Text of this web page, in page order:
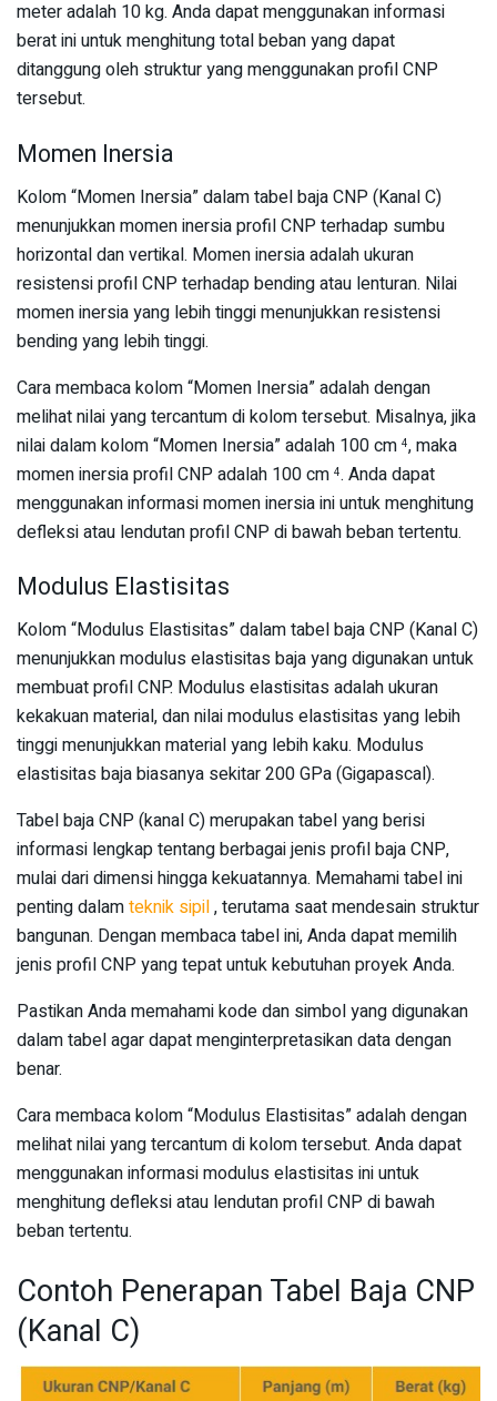
meter adalah 10 kg. Anda dapat menggunakan informasi
berat ini untuk menghitung total beban yang dapat
ditanggung oleh struktur yang menggunakan profil CNP
tersebut.
Momen Inersia
Kolom “Momen Inersia” dalam tabel baja CNP (Kanal C)
menunjukkan momen inersia profil CNP terhadap sumbu
horizontal dan vertikal. Momen inersia adalah ukuran
resistensi profil CNP terhadap bending atau lenturan. Nilai
momen inersia yang lebih tinggi menunjukkan resistensi
bending yang lebih tinggi.
Cara membaca kolom “Momen Inersia” adalah dengan
melihat nilai yang tercantum di kolom tersebut. Misalnya, jika
nilai dalam kolom “Momen Inersia” adalah 100 cm 4, maka
momen inersia profil CNP adalah 100 cm 4. Anda dapat
menggunakan informasi momen inersia ini untuk menghitung
defleksi atau lendutan profil CNP di bawah beban tertentu.
Modulus Elastisitas
Kolom “Modulus Elastisitas” dalam tabel baja CNP (Kanal C)
menunjukkan modulus elastisitas baja yang digunakan untuk
membuat profil CNP. Modulus elastisitas adalah ukuran
kekakuan material, dan nilai modulus elastisitas yang lebih
tinggi menunjukkan material yang lebih kaku. Modulus
elastisitas baja biasanya sekitar 200 GPa (Gigapascal).
Tabel baja CNP (kanal C) merupakan tabel yang berisi
informasi lengkap tentang berbagai jenis profil baja CNP,
mulai dari dimensi hingga kekuatannya. Memahami tabel ini
penting dalamteknik sipil, terutama saat mendesain struktur
bangunan. Dengan membaca tabel ini, Anda dapat memilih
jenis profil CNP yang tepat untuk kebutuhan proyek Anda.
Pastikan Anda memahami kode dan simbol yang digunakan
dalam tabel agar dapat menginterpretasikan data dengan
benar.
Cara membaca kolom “Modulus Elastisitas” adalah dengan
melihat nilai yang tercantum di kolom tersebut. Anda dapat
menggunakan informasi modulus elastisitas ini untuk
menghitung defleksi atau lendutan profil CNP di bawah
beban tertentu.
Contoh Penerapan Tabel Baja CNP
(Kanal C)